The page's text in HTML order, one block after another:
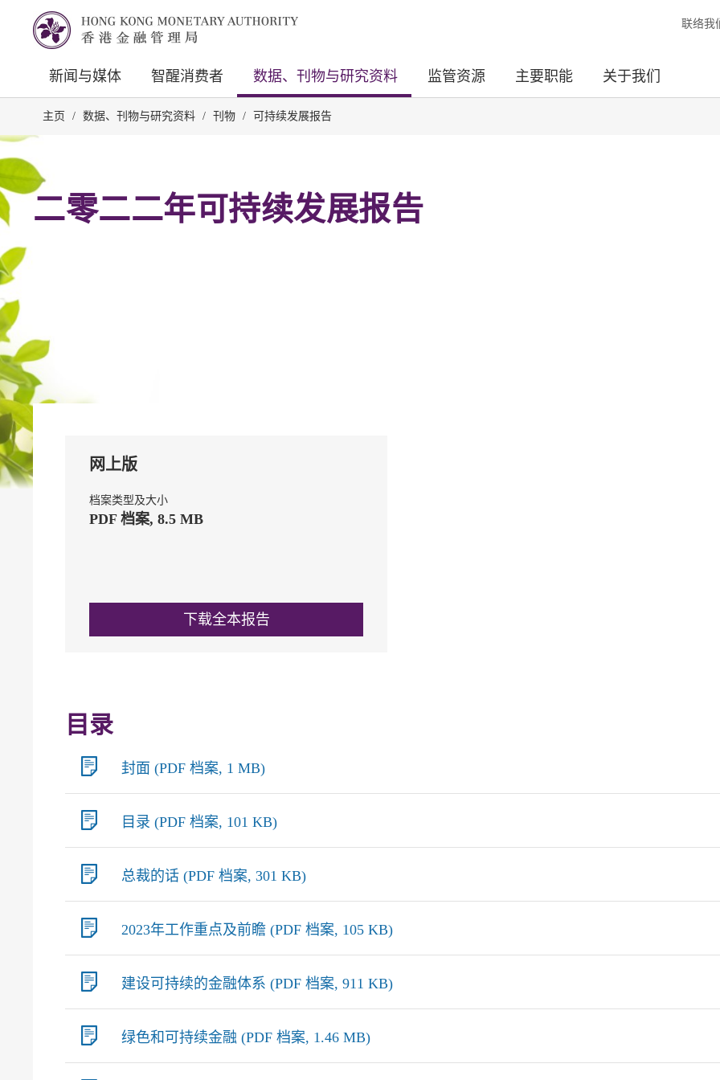
联络我
新闻与媒体 智醒消费者 数据、刊物与研究资料 监管资源 主要职能 关于我们
主页 / 数据、刊物与研究资料 / 刊物 / 可持续发展报告
二零二二年可持续发展报告
网上版
档案类型及大小
PDF 档案, 8.5 MB
下载全本报告
目录
封面 (PDF 档案, 1 MB)
目录 (PDF 档案, 101 KB)
总裁的话 (PDF 档案, 301 KB)
2023年工作重点及前瞻 (PDF 档案, 105 KB)
建设可持续的金融体系 (PDF 档案, 911 KB)
绿色和可持续金融 (PDF 档案, 1.46 MB)